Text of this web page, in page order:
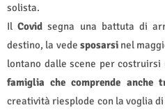
solista.
IlCovid segna una battuta di
destino, la vede sposarsi nel
lontano dalle scene per costruirsi
famiglia che comprende anche
creatività riesplode con la voglia